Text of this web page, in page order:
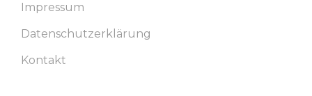
Impressum
Datenschutzerklärung
Kontakt